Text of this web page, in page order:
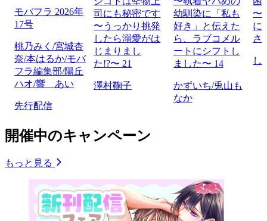
モバフラ 2026年
17号
桃乃みく/宮城杏
奈/本はるか/モバ
フラ編集部/陽丘
ハオ/響 あい
先行配信
司にも秘密です
〜うっかり挑発
したら溺愛がは
じまりまし
た!?〜 21
澤村鞠子
幼馴染に「私も
好き」と伝えた
ら、ラブコメル
ートにシフトし
ました〜 14
かずいち/兎山も
なか
〜
に
さ
し
開催中のキャンペーン
もっと見る